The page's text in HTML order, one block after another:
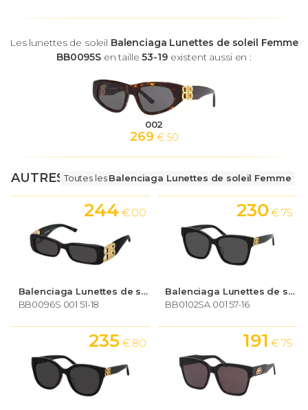
Les lunettes de soleil Balenciaga Lunettes de soleil Femme
BB0095S en taille53-19existent aussi en :
002
269 € 50
AUTRES LUNETTES
Toutes lesBalenciaga Lunettes de soleil Femme
Balenciaga Lunettes de soleil Femme
BB0096S 001 51-18
244 € 00
Balenciaga Lunettes de soleil Femme
BB0102SA 001 57-16
230 € 75
235 € 80 191 € 75